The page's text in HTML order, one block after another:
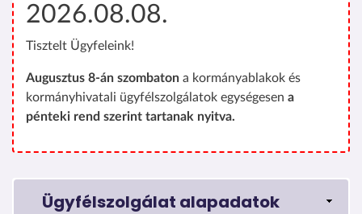
2026.08.08.
Tisztelt Ügyfeleink!
Augusztus 8-án szombaton a kormányablakok és
kormányhivatali ügyfélszolgálatok egységesen a
pénteki rend szerint tartanak nyitva.
Ügyfélszolgálat alapadatok